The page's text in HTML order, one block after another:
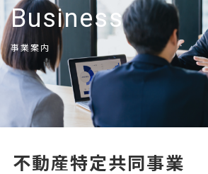
Business
事業案内
不動産特定共同事業